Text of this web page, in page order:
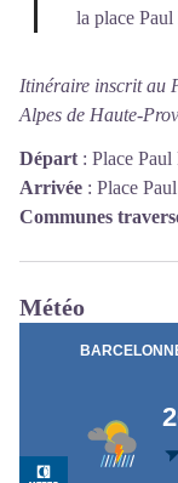
la place
Itinéraire inscrit au
Alpes de Haute-
Départ : Place
Arrivée : Place
Communes
Météo